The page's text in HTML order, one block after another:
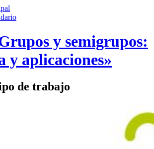
y semigrupos:
y aplicaciones»
de trabajo